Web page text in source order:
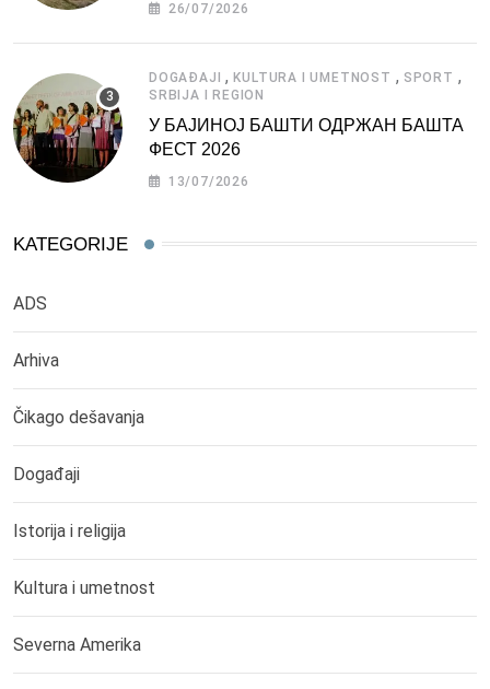
26/07/2026
DOGAĐAJI ,KULTURA I UMETNOST , SPORT ,
SRBIJA I REGION
У БАЈИНОЈ БАШТИ ОДРЖАН БАШТА
ФЕСТ 2026
13/07/2026
KATEGORIJE
ADS
Arhiva
Čikago dešavanja
Događaji
Istorija i religija
Kultura i umetnost
Severna Amerika